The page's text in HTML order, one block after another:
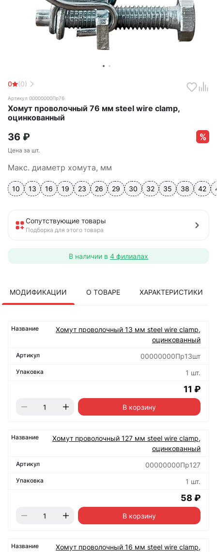
0 (0)
Артикул 00000000Пр76
Хомут проволочный 76 мм steel wire clamp,
оцинкованный
36 ₽
Цена за шт.
Макс. диаметр хомута, мм
10 13 16 19 23 26 29 30 32 35 38 42
Сопутствующие товары
Подборка для этого товара
В наличии в 4 филиалах
МОДИФИКАЦИИ О ТОВАРЕ ХАРАКТЕРИСТИКИ
Хомут проволочный 13 мм steel wire clamp,
оцинкованный
00000000Пр13шт
1 шт.
11 ₽
В корзину
Хомут проволочный 127 мм steel wire clamp,
оцинкованный
00000000Пр127
1 шт.
58 ₽
В корзину
Хомут проволочный 16 мм steel wire clamp,